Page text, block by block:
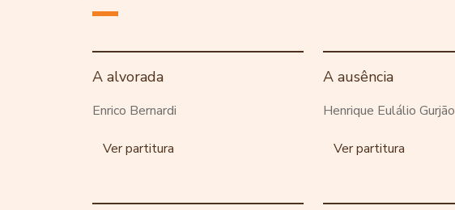
A alvorada
Enrico Bernardi
Ver partitura
A ausência
Henrique Eulálio Gurjão
Ver partitura